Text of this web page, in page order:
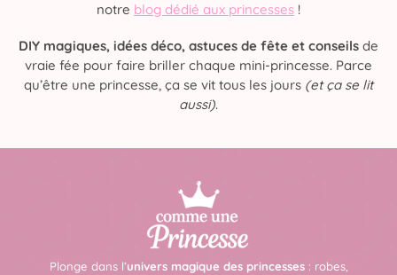
notre blog dédié aux princesses !
DIY magiques, idées déco, astuces de fête et conseils de
vraie fée pour faire briller chaque mini-princesse. Parce
qu’être une princesse, ça se vit tous les jours (et ça se lit
aussi).
Plonge dans l’univers magique des princesses: robes,